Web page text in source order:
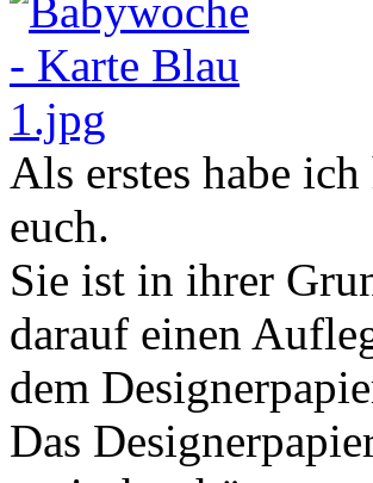
Als erstes habe
euch.
Sie ist in ihrer
darauf einen
dem
Das